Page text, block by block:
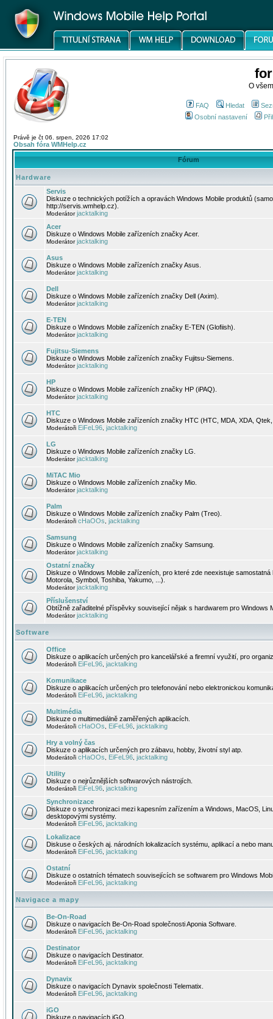
O
FAQ Hledat
Osobní nastavení
Právě je čt 06. srpen, 2026 17:02
Obsah fóra WMHelp.cz
Fórum
Hardware
Servis
Diskuze o technických potížích a opravách Windows Mobile produktů
http://servis.wmhelp.cz).
Moderátorjacktalking
Acer
Diskuze o Windows Mobile zařízeních značky Acer.
Moderátorjacktalking
Asus
Diskuze o Windows Mobile zařízeních značky Asus.
Moderátorjacktalking
Dell
Diskuze o Windows Mobile zařízeních značky Dell (Axim).
Moderátorjacktalking
E-TEN
Diskuze o Windows Mobile zařízeních značky E-TEN (Glofiish).
Moderátorjacktalking
Fujitsu-Siemens
Diskuze o Windows Mobile zařízeních značky Fujitsu-Siemens.
Moderátorjacktalking
HP
Diskuze o Windows Mobile zařízeních značky HP (iPAQ).
Moderátorjacktalking
HTC
Diskuze o Windows Mobile zařízeních značky HTC (HTC, MDA, XDA,
Moderátoři EiFeL96 jacktalking
LG
Diskuze o Windows Mobile zařízeních značky LG.
Moderátorjacktalking
MiTAC Mio
Diskuze o Windows Mobile zařízeních značky Mio.
Moderátorjacktalking
Palm
Diskuze o Windows Mobile zařízeních značky Palm (Treo).
Moderátoři cHaOOs jacktalking
Samsung
Diskuze o Windows Mobile zařízeních značky Samsung.
Moderátorjacktalking
Ostatní značky
Diskuze o Windows Mobile zařízeních, pro které zde neexistuje
Motorola, Symbol, Toshiba, Yakumo, ...).
Moderátorjacktalking
Příslušenství
Obtížně zařaditelné příspěvky související nějak s hardwarem pro Windows
Moderátorjacktalking
Software
Office
Diskuze o aplikacích určených pro kancelářské a firemní využití, pro
Moderátoři EiFeL96 jacktalking
Komunikace
Diskuze o aplikacích určených pro telefonování nebo elektronickou
Moderátoři EiFeL96 jacktalking
Multimédia
Diskuze o multimediálně zaměřených aplikacích.
Moderátoři cHaOOs EiFeL96 jacktalking
Hry a volný čas
Diskuze o aplikacích určených pro zábavu, hobby, životní styl atp.
Moderátoři cHaOOs EiFeL96 jacktalking
Utility
Diskuze o nejrůznějších softwarových nástrojích.
Moderátoři EiFeL96 jacktalking
Synchronizace
Diskuze o synchronizaci mezi kapesním zařízením a Windows, MacOS,
desktopovými systémy.
Moderátoři EiFeL96 jacktalking
Lokalizace
Diskuse o českých aj. národních lokalizacích systému, aplikací a nebo
Moderátoři EiFeL96 jacktalking
Ostatní
Diskuze o ostatních tématech souvisejících se softwarem pro Windows
Moderátoři EiFeL96 jacktalking
Navigace a mapy
Be-On-Road
Diskuze o navigacích Be-On-Road společnosti Aponia Software.
Moderátoři EiFeL96 jacktalking
Destinator
Diskuze o navigacích Destinator.
Moderátoři EiFeL96 jacktalking
Dynavix
Diskuze o navigacích Dynavix společnosti Telematix.
Moderátoři EiFeL96 jacktalking
iGO
Diskuze o navigacích iGO.